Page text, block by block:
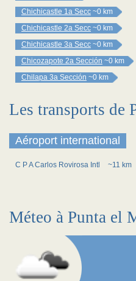
Chichicastle 1a Secc ~0 km
Chichicastle 2a Secc ~0 km
Chichicastle 3a Secc ~0 km
Chicozapote 2a Sección ~0 km
Chilapa 3a Sección ~0 km
Les transports de
Aéroport international
C P A Carlos Rovirosa Intl ~11 km
Méteo à Punta el